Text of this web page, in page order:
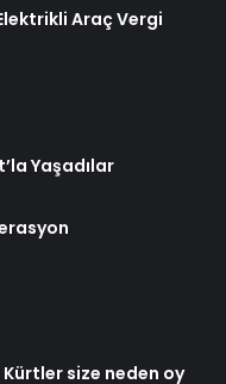
Araç Vergi
Yaşadılar
Kürtler size neden oy